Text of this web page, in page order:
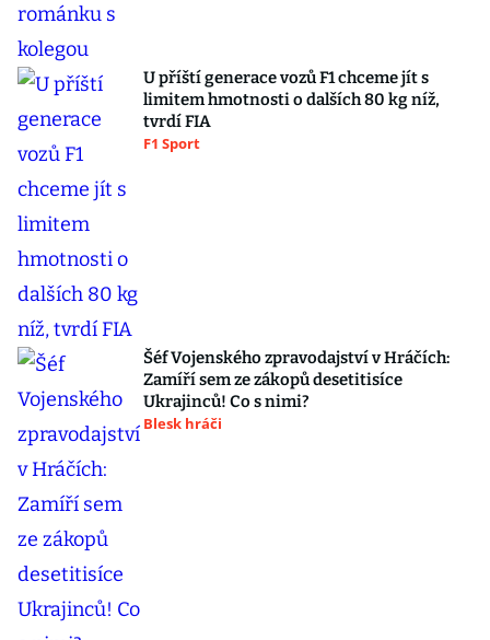
U příští generace vozů F1 chceme jít s
limitem hmotnosti o dalších 80 kg níž,
tvrdí FIA
F1 Sport
Šéf Vojenského zpravodajství v Hráčích:
Zamíří sem ze zákopů desetitisíce
Ukrajinců! Co s nimi?
Blesk hráči